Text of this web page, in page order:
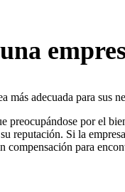
adecuada para sus
preocupándose por el
reputación. Si la
para